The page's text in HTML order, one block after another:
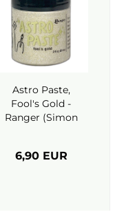
Astro Paste,
Fool's Gold -
Ranger (Simon
6,90 EUR